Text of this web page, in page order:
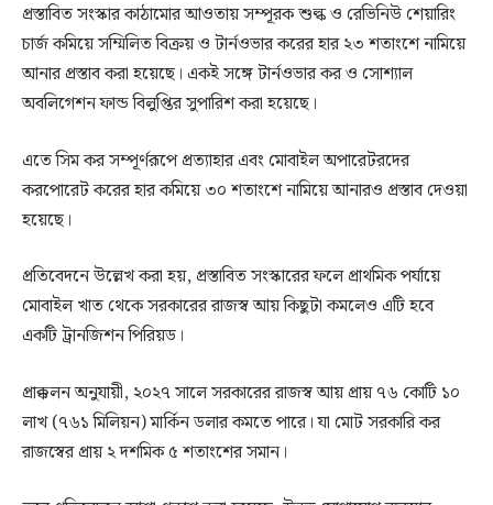
প্রস্তাবিত সংস্কার কাঠামোর আওতায় সম্পূরক শুল্ক ও রেভিনিউ শেয়ারিং
চার্জ কমিয়ে সম্মিলিত বিক্রয় ও টার্নওভার করের হার ২৩ শতাংশে নামিয়ে
আনার প্রস্তাব করা হয়েছে। একই সঙ্গে টার্নওভার কর ও সোশ্যাল
অবলিগেশন ফান্ড বিলুপ্তির সুপারিশ করা হয়েছে।
এতে সিম কর সম্পূর্ণরূপে প্রত্যাহার এবং মোবাইল অপারেটরদের
করপোরেট করের হার কমিয়ে ৩০ শতাংশে নামিয়ে আনারও প্রস্তাব দেওয়া
হয়েছে।
প্রতিবেদনে উল্লেখ করা হয়, প্রস্তাবিত সংস্কারের ফলে প্রাথমিক পর্যায়ে
মোবাইল খাত থেকে সরকারের রাজস্ব আয় কিছুটা কমলেও এটি হবে
একটি ট্রানজিশন পিরিয়ড।
প্রাক্কলন অনুযায়ী, ২০২৭ সালে সরকারের রাজস্ব আয় প্রায় ৭৬ কোটি ১০
লাখ (৭৬১ মিলিয়ন) মার্কিন ডলার কমতে পারে। যা মোট সরকারি কর
রাজস্বের প্রায় ২ দশমিক ৫ শতাংশের সমান।